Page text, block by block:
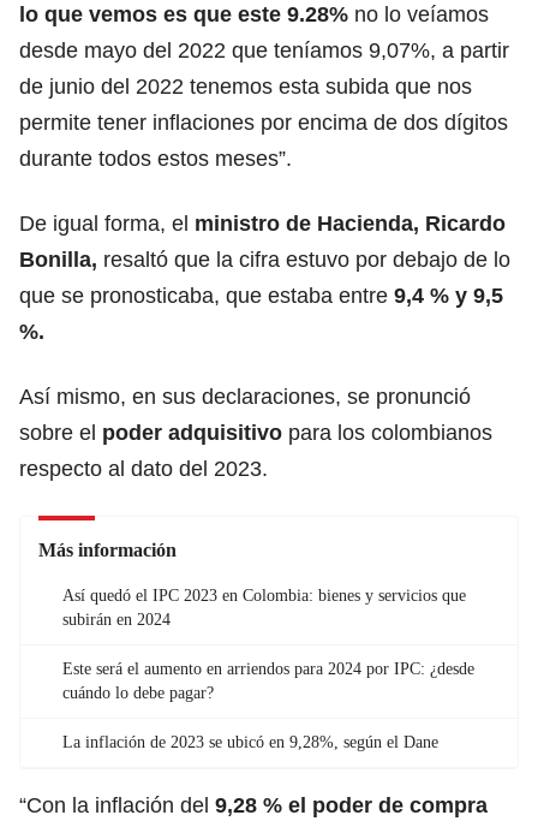
lo que vemos es que este 9.28% no lo veíamos
desde mayo del 2022 que teníamos 9,07%, a partir
de junio del 2022 tenemos esta subida que nos
permite tener inflaciones por encima de dos dígitos
durante todos estos meses”.
De igual forma, el ministro de Hacienda, Ricardo
Bonilla, resaltó que la cifra estuvo por debajo de lo
que se pronosticaba, que estaba entre 9,4 % y 9,5
%.
Así mismo, en sus declaraciones, se pronunció
sobre el poder adquisitivo para los colombianos
respecto al dato del 2023.
Más información
Así quedó el IPC 2023 en Colombia: bienes y servicios que
subirán en 2024
Este será el aumento en arriendos para 2024 por IPC: ¿desde
cuándo lo debe pagar?
La inflación de 2023 se ubicó en 9,28%, según el Dane
“Con la inflación del 9,28 % el poder de compra